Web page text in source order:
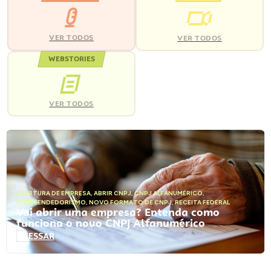
VER TODOS VER TODOS
WEBSTORIES
VER TODOS
ABERTURA DE EMPRESA, ABRIR CNPJ,CNPJ ALFANUMÉRICO,
EMPREENDEDORISMO, NOVO FORMATO DE CNPJ,RECEITA FEDERAL
Vai abrir uma empresa? Entenda como
funciona o novo CNPJ Alfanumérico
ACESSAR